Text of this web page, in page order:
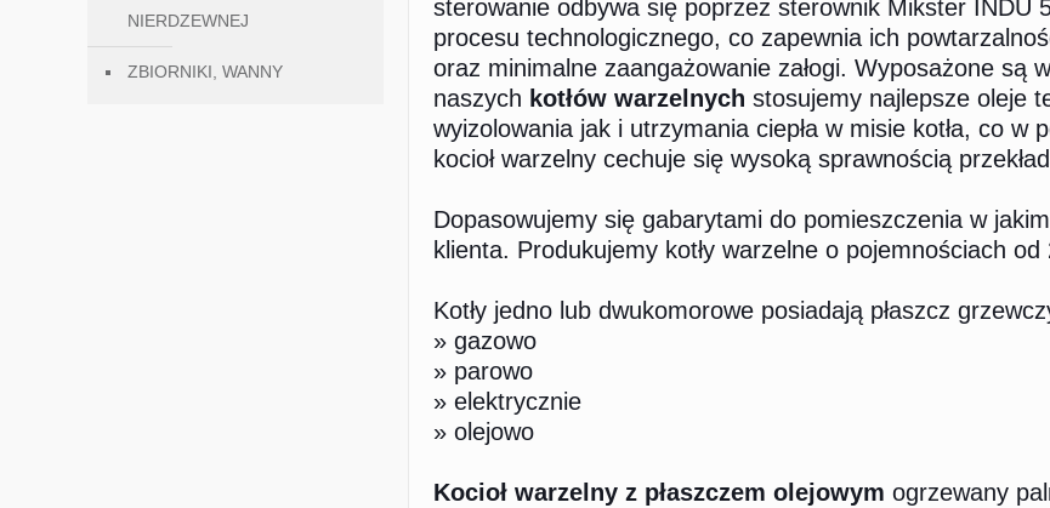
sterowanie odbywa się poprzez sterownik Mikster INDU
procesu technologicznego, co zapewnia ich
oraz minimalne zaangażowanie załogi. Wyposażone są
naszych kotłów warzelnych stosujemy najlepsze oleje
wyizolowania jak i utrzymania ciepła w misie kotła, co w
kocioł warzelny cechuje się wysoką sprawnością
Dopasowujemy się gabarytami do pomieszczenia w
klienta. Produkujemy kotły warzelne o pojemnościach
Kotły jedno lub dwukomorowe posiadają płaszcz
» gazowo
» parowo
» elektrycznie
» olejowo
Kocioł warzelny z płaszczem olejowym ogrzewany
NIERDZEWNEJ
ZBIORNIKI, WANNY